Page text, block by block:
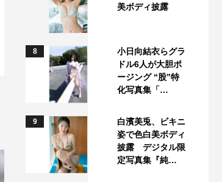
美ボディ披露
8
小日向結衣らグラ
ドル6人が大胆ポ
ージング “股”特
化写真集「…
9
白濱美兎、ビキニ
姿で色白美ボディ
披露 デジタル限
定写真集『純…